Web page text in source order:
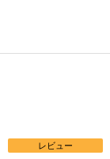
レビュー